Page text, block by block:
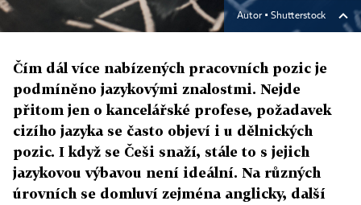
Autor ▪ Shutterstock
Čím dál více nabízených pracovních pozic je
podmíněno jazykovými znalostmi. Nejde
přitom jen o kancelářské profese, požadavek
cizího jazyka se často objeví i u dělnických
pozic. I když se Češi snaží, stále to s jejich
jazykovou výbavou není ideální. Na různých
úrovních se domluví zejména anglicky, další